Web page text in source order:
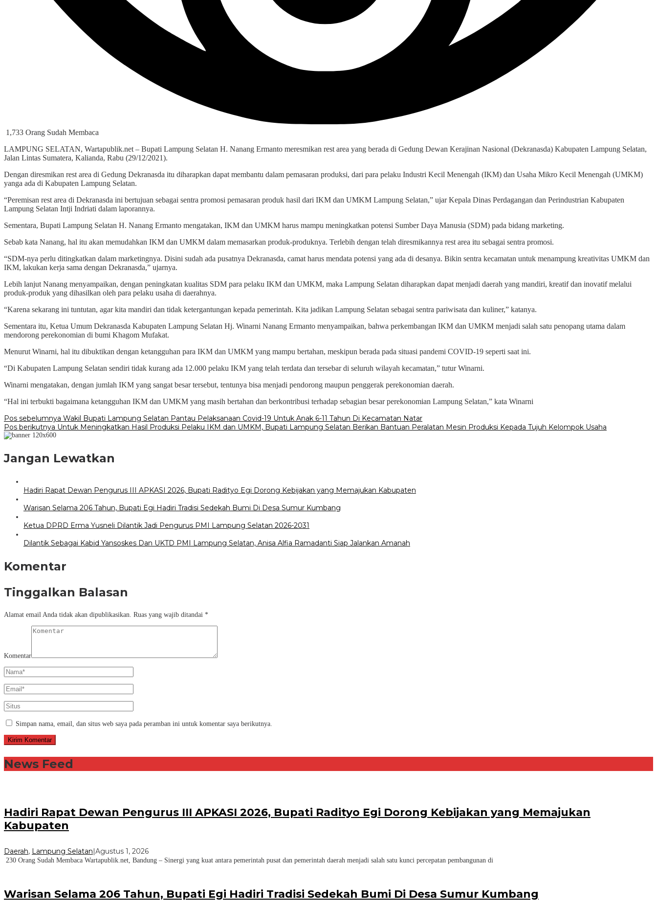
1,733 Orang Sudah Membaca
LAMPUNG SELATAN, Wartapublik.net – Bupati Lampung Selatan H. Nanang Ermanto meresmikan rest area yang berada di Gedung Dewan Kerajinan Nasional (Dekranasda) Kabupaten Lampung Selatan,
Jalan Lintas Sumatera, Kalianda, Rabu (29/12/2021).
Dengan diresmikan rest area di Gedung Dekranasda itu diharapkan dapat membantu dalam pemasaran produksi, dari para pelaku Industri Kecil Menengah (IKM) dan Usaha Mikro Kecil Menengah (UMKM)
yanga ada di Kabupaten Lampung Selatan.
“Peremisan rest area di Dekranasda ini bertujuan sebagai sentra promosi pemasaran produk hasil dari IKM dan UMKM Lampung Selatan,” ujar Kepala Dinas Perdagangan dan Perindustrian Kabupaten
Lampung Selatan Intji Indriati dalam laporannya.
Sementara, Bupati Lampung Selatan H. Nanang Ermanto mengatakan, IKM dan UMKM harus mampu meningkatkan potensi Sumber Daya Manusia (SDM) pada bidang marketing.
Sebab kata Nanang, hal itu akan memudahkan IKM dan UMKM dalam memasarkan produk-produknya. Terlebih dengan telah diresmikannya rest area itu sebagai sentra promosi.
“SDM-nya perlu ditingkatkan dalam marketingnya. Disini sudah ada pusatnya Dekranasda, camat harus mendata potensi yang ada di desanya. Bikin sentra kecamatan untuk menampung kreativitas UMKM dan
IKM, lakukan kerja sama dengan Dekranasda,” ujarnya.
Lebih lanjut Nanang menyampaikan, dengan peningkatan kualitas SDM para pelaku IKM dan UMKM, maka Lampung Selatan diharapkan dapat menjadi daerah yang mandiri, kreatif dan inovatif melalui
produk-produk yang dihasilkan oleh para pelaku usaha di daerahnya.
“Karena sekarang ini tuntutan, agar kita mandiri dan tidak ketergantungan kepada pemerintah. Kita jadikan Lampung Selatan sebagai sentra pariwisata dan kuliner,” katanya.
Sementara itu, Ketua Umum Dekranasda Kabupaten Lampung Selatan Hj. Winarni Nanang Ermanto menyampaikan, bahwa perkembangan IKM dan UMKM menjadi salah satu penopang utama dalam
mendorong perekonomian di bumi Khagom Mufakat.
Menurut Winarni, hal itu dibuktikan dengan ketangguhan para IKM dan UMKM yang mampu bertahan, meskipun berada pada situasi pandemi COVID-19 seperti saat ini.
“Di Kabupaten Lampung Selatan sendiri tidak kurang ada 12.000 pelaku IKM yang telah terdata dan tersebar di seluruh wilayah kecamatan,” tutur Winarni.
Winarni mengatakan, dengan jumlah IKM yang sangat besar tersebut, tentunya bisa menjadi pendorong maupun penggerak perekonomian daerah.
“Hal ini terbukti bagaimana ketangguhan IKM dan UMKM yang masih bertahan dan berkontribusi terhadap sebagian besar perekonomian Lampung Selatan,” kata Winarni
Navigasi
pos
Pos sebelumnya Wakil Bupati Lampung Selatan Pantau Pelaksanaan Covid-19 Untuk Anak 6-11 Tahun Di Kecamatan Natar
Pos berikutnya Untuk Meningkatkan Hasil Produksi Pelaku IKM dan UMKM, Bupati Lampung Selatan Berikan Bantuan Peralatan Mesin Produksi Kepada Tujuh Kelompok Usaha
Jangan Lewatkan
Hadiri Rapat Dewan Pengurus III APKASI 2026, Bupati Radityo Egi Dorong Kebijakan yang Memajukan Kabupaten
Warisan Selama 206 Tahun, Bupati Egi Hadiri Tradisi Sedekah Bumi Di Desa Sumur Kumbang
Ketua DPRD Erma Yusneli Dilantik Jadi Pengurus PMI Lampung Selatan 2026-2031
Dilantik Sebagai Kabid Yansoskes Dan UKTD PMI Lampung Selatan, Anisa Alfia Ramadanti Siap Jalankan Amanah
Komentar
Tinggalkan Balasan
Alamat email Anda tidak akan dipublikasikan. Ruas yang wajib ditandai *
Komentar
Simpan nama, email, dan situs web saya pada peramban ini untuk komentar saya berikutnya.
News Feed
Hadiri Rapat Dewan Pengurus III APKASI 2026, Bupati Radityo Egi Dorong Kebijakan yang Memajukan
Kabupaten
Daerah, Lampung Selatan|Agustus 1, 2026
230 Orang Sudah Membaca Wartapublik.net, Bandung – Sinergi yang kuat antara pemerintah pusat dan pemerintah daerah menjadi salah satu kunci percepatan pembangunan di
Warisan Selama 206 Tahun, Bupati Egi Hadiri Tradisi Sedekah Bumi Di Desa Sumur Kumbang